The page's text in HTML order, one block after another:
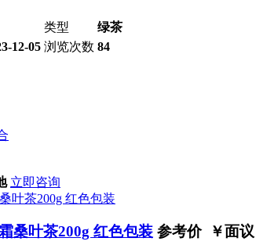
类型
绿茶
12-05 浏览次数 84
立即咨询
桑叶茶200g 红色包装 参考价 ￥面议